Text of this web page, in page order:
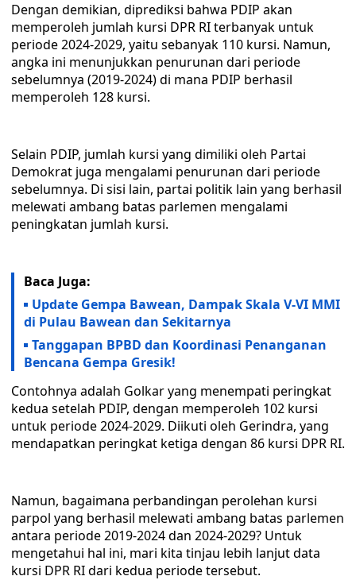
Dengan demikian, diprediksi bahwa PDIP akan
memperoleh jumlah kursi DPR RI terbanyak untuk
periode 2024-2029, yaitu sebanyak 110 kursi. Namun,
angka ini menunjukkan penurunan dari periode
sebelumnya (2019-2024) di mana PDIP berhasil
memperoleh 128 kursi.
Selain PDIP, jumlah kursi yang dimiliki oleh Partai
Demokrat juga mengalami penurunan dari periode
sebelumnya. Di sisi lain, partai politik lain yang berhasil
melewati ambang batas parlemen mengalami
peningkatan jumlah kursi.
Baca Juga:
Update Gempa Bawean, Dampak Skala V-VI MMI
di Pulau Bawean dan Sekitarnya
Tanggapan BPBD dan Koordinasi Penanganan
Bencana Gempa Gresik!
Contohnya adalah Golkar yang menempati peringkat
kedua setelah PDIP, dengan memperoleh 102 kursi
untuk periode 2024-2029. Diikuti oleh Gerindra, yang
mendapatkan peringkat ketiga dengan 86 kursi DPR RI.
Namun, bagaimana perbandingan perolehan kursi
parpol yang berhasil melewati ambang batas parlemen
antara periode 2019-2024 dan 2024-2029? Untuk
mengetahui hal ini, mari kita tinjau lebih lanjut data
kursi DPR RI dari kedua periode tersebut.